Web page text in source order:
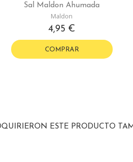
Sal Maldon Ahumada
Maldon
4,95 €
COMPRAR
ESTE PRODUCTO